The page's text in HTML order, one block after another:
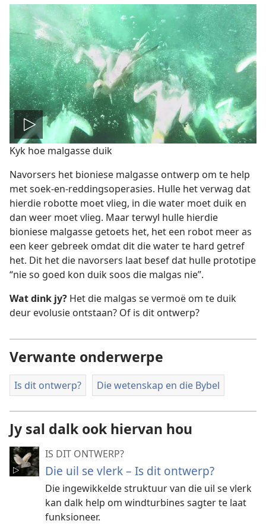
Speel
video
Kyk hoe malgasse duik
Navorsers het bioniese malgasse ontwerp om te help
met soek-en-reddingsoperasies. Hulle het verwag dat
hierdie robotte moet vlieg, in die water moet duik en
dan weer moet vlieg. Maar terwyl hulle hierdie
bioniese malgasse getoets het, het een robot meer as
een keer gebreek omdat dit die water te hard getref
het. Dit het die navorsers laat besef dat hulle prototipe
“nie so goed kon duik soos die malgas nie”.
Wat dink jy? Het die malgas se vermoë om te duik
deur evolusie ontstaan? Of is dit ontwerp?
Verwante onderwerpe
Is dit ontwerp? Die wetenskap en die Bybel
Jy sal dalk ook hiervan hou
IS DIT ONTWERP?
Die uil se vlerk – Is dit ontwerp?
Die ingewikkelde struktuur van die uil se vlerk
kan dalk help om windturbines sagter te laat
funksioneer.